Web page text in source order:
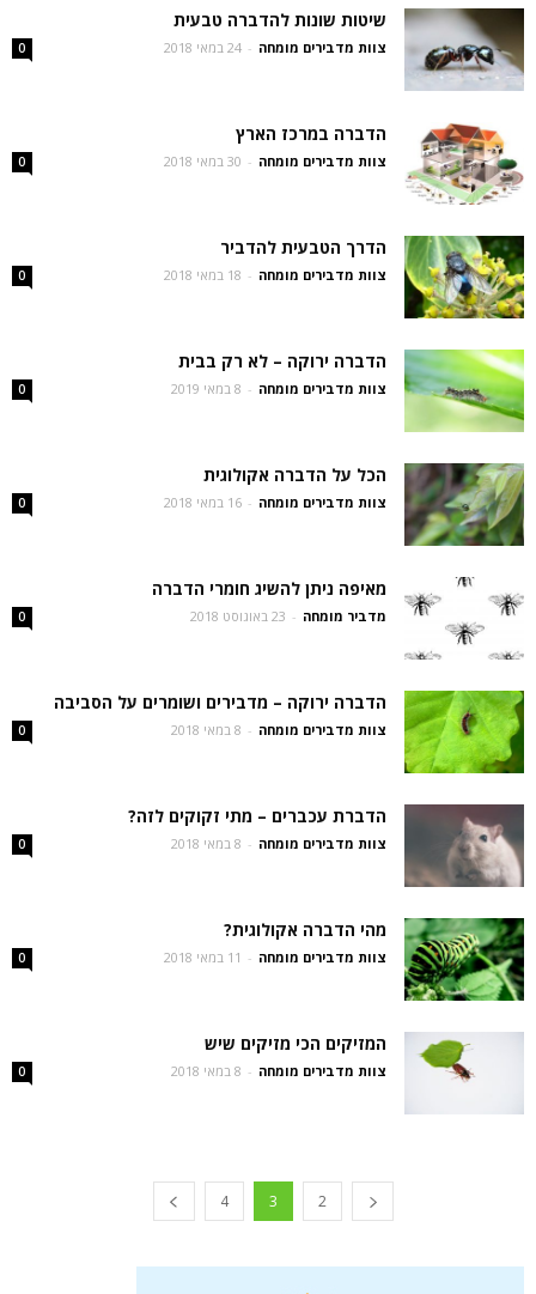
שיטות שונות להדברה טבעית
צוות מדבירים מומחה - 24 במאי 2018 0
הדברה במרכז הארץ
צוות מדבירים מומחה - 30 במאי 2018 0
הדרך הטבעית להדביר
צוות מדבירים מומחה - 18 במאי 2018 0
הדברה ירוקה – לא רק בבית
צוות מדבירים מומחה - 8 במאי 2019 0
הכל על הדברה אקולוגית
צוות מדבירים מומחה - 16 במאי 2018 0
מאיפה ניתן להשיג חומרי הדברה
מדביר מומחה - 23 באוגוסט 2018 0
הדברה ירוקה – מדבירים ושומרים על הסביבה
צוות מדבירים מומחה - 8 במאי 2018 0
הדברת עכברים – מתי זקוקים לזה?
צוות מדבירים מומחה - 8 במאי 2018 0
מהי הדברה אקולוגית?
צוות מדבירים מומחה - 11 במאי 2018 0
המזיקים הכי מזיקים שיש
צוות מדבירים מומחה - 8 במאי 2018 0
2
3
4